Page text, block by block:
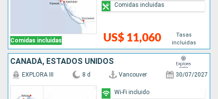
Comidas incluidas US$ 11,060
Tasas
incluidas
Comidas incluidas
CANADÁ, ESTADOS UNIDOS
EXPLORA III 8 d Vancouver 30/07/2027
Wi-Fi incluido